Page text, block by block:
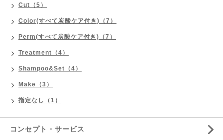
Cut（5）
Color(すべて炭酸ケア付き)（7）
Perm(すべて炭酸ケア付き)（7）
Treatment（4）
Shampoo&Set（4）
Make（3）
指定なし（1）
コンセプト・サービス